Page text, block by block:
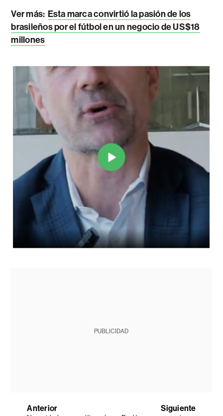
Ver más: Esta marca convirtió la pasión de los
brasileños por el fútbol en un negocio de US$18
millones
PUBLICIDAD
Anterior Siguiente